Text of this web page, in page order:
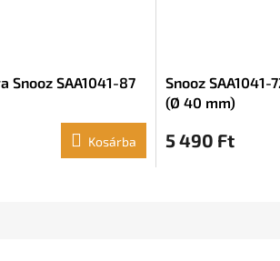
Snooz SAA1041-87
Kosárba
Snooz
(Ø 40 mm)
5 490 Ft